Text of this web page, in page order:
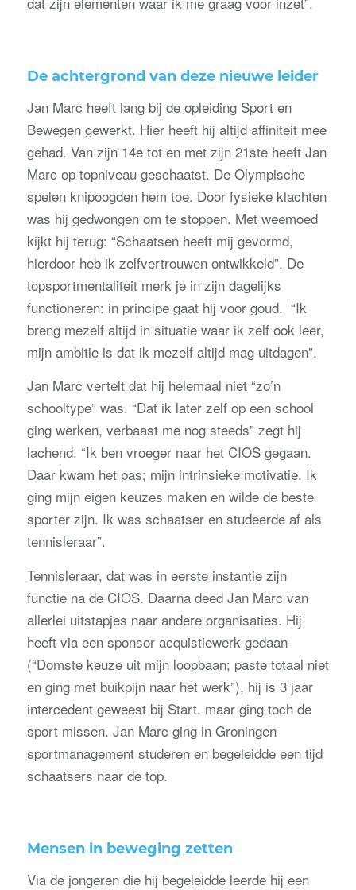
De achtergrond van deze nieuwe leider
Jan Marc heeft lang bij de opleiding Sport en
Bewegen gewerkt. Hier heeft hij altijd affiniteit mee
gehad. Van zijn 14e tot en met zijn 21ste heeft Jan
Marc op topniveau geschaatst. De Olympische
spelen knipoogden hem toe. Door fysieke klachten
was hij gedwongen om te stoppen. Met weemoed
kijkt hij terug: “Schaatsen heeft mij gevormd,
hierdoor heb ik zelfvertrouwen ontwikkeld”. De
topsportmentaliteit merk je in zijn dagelijks
functioneren: in principe gaat hij voor goud. “Ik
breng mezelf altijd in situatie waar ik zelf ook leer,
mijn ambitie is dat ik mezelf altijd mag uitdagen”.
Jan Marc vertelt dat hij helemaal niet “zo’n
schooltype” was. “Dat ik later zelf op een school
ging werken, verbaast me nog steeds” zegt hij
lachend. “Ik ben vroeger naar het CIOS gegaan.
Daar kwam het pas; mijn intrinsieke motivatie. Ik
ging mijn eigen keuzes maken en wilde de beste
sporter zijn. Ik was schaatser en studeerde af als
tennisleraar”.
Tennisleraar, dat was in eerste instantie zijn
functie na de CIOS. Daarna deed Jan Marc van
allerlei uitstapjes naar andere organisaties. Hij
heeft via een sponsor acquistiewerk gedaan
(“Domste keuze uit mijn loopbaan; paste totaal niet
en ging met buikpijn naar het werk”), hij is 3 jaar
intercedent geweest bij Start, maar ging toch de
sport missen. Jan Marc ging in Groningen
sportmanagement studeren en begeleidde een tijd
schaatsers naar de top.
Mensen in beweging zetten
Via de jongeren die hij begeleidde leerde hij een